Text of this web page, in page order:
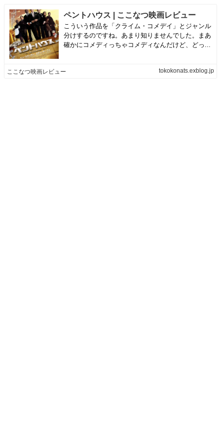
ペントハウス | ここなつ映画レビュー
こういう作品を「クライム・コメデイ」とジャンル
分けするのですね。あまり知りませんでした。まあ
確かにコメディっちゃコメディなんだけど、どっ...
ここなつ映画レビュー tokokonats.exblog.jp